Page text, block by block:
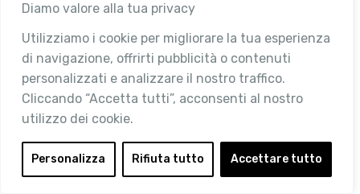
Diamo valore alla tua privacy
Utilizziamo i cookie per migliorare la tua esperienza
di navigazione, offrirti pubblicità o contenuti
personalizzati e analizzare il nostro traffico.
Cliccando “Accetta tutti”, acconsenti al nostro
utilizzo dei cookie.
Personalizza Rifiuta tutto Accettare tutto
Va a Nike lo scettro del resale. È ormai indiscutibile che
il trend del second hand abbia preso piede in tutto il
mondo, rappresentando la nuova frontiera dello
shopping soprattutto …
READ MORE